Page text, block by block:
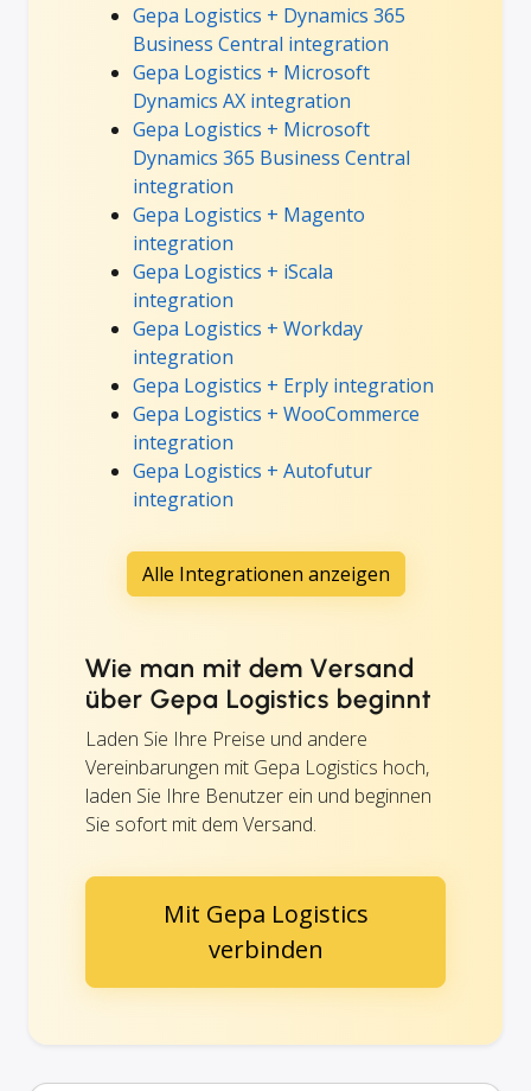
Gepa Logistics + Dynamics 365
Business Central integration
Gepa Logistics + Microsoft
Dynamics AX integration
Gepa Logistics + Microsoft
Dynamics 365 Business Central
integration
Gepa Logistics + Magento
integration
Gepa Logistics + iScala
integration
Gepa Logistics + Workday
integration
Gepa Logistics + Erply integration
Gepa Logistics + WooCommerce
integration
Gepa Logistics + Autofutur
integration
Alle Integrationen anzeigen
Wie man mit dem Versand
über Gepa Logistics beginnt
Laden Sie Ihre Preise und andere
Vereinbarungen mit Gepa Logistics hoch,
laden Sie Ihre Benutzer ein und beginnen
Sie sofort mit dem Versand.
Mit Gepa Logistics
verbinden